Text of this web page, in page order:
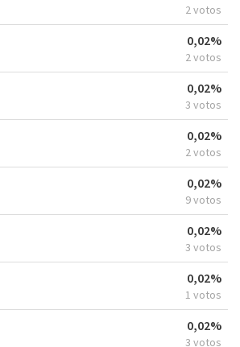
2 votos
0,02%
2 votos
0,02%
3 votos
0,02%
2 votos
0,02%
9 votos
0,02%
3 votos
0,02%
1 votos
0,02%
3 votos